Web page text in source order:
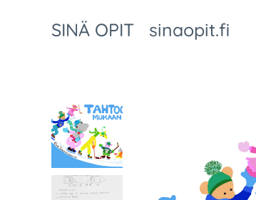
SINÄ OPIT sinaopit.fi